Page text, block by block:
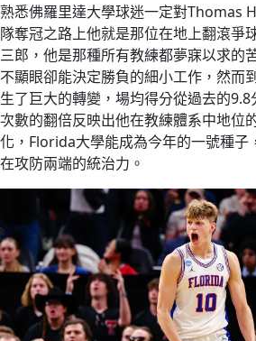
熟悉佛羅里達大學球迷一定對Thomas
隊奪冠之路上他就是那位在地上翻滾爭
三郎，他是那種所有教練都夢寐以求的
不顯眼卻能決定勝負的細小工作，然而
生了巨大的轉變，場均得分從過去的
次數的翻倍反映出他在教練體系中地位
化，Florida大學能成為今年的一號種子
在攻防兩端的統治力。